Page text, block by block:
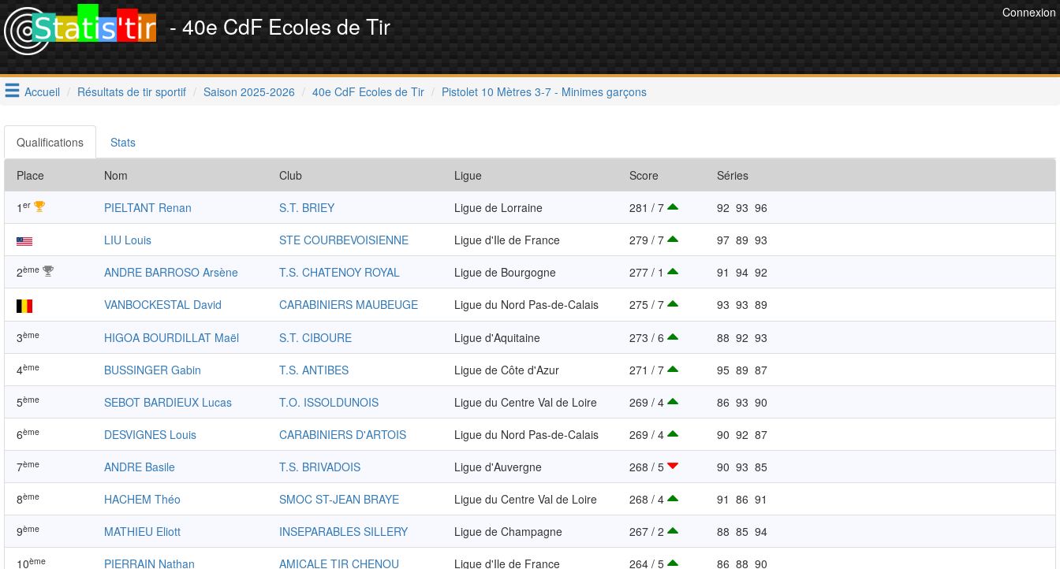
Connexion
- 40e CdF Ecoles de Tir
Accueil Résultats de tir sportif Saison 2025-2026 40e CdF Ecoles de Tir Pistolet 10 Mètres 3-7 - Minimes garçons
Qualifications Stats
Place Nom Club Ligue Score Séries
1 er PIELTANT Renan S.T. BRIEY Ligue de Lorraine 281 / 7 92 93 96
LIU Louis STE COURBEVOISIENNE Ligue d'Ile de France 279 / 7 97 89 93
2ème ANDRE BARROSO Arsène T.S. CHATENOY ROYAL Ligue de Bourgogne 277 / 1 91 94 92
VANBOCKESTAL David CARABINIERS MAUBEUGE Ligue du Nord Pas-de-Calais 275 / 7 93 93 89
3ème HIGOA BOURDILLAT Maël S.T. CIBOURE Ligue d'Aquitaine 273 / 6 88 92 93
4ème BUSSINGER Gabin T.S. ANTIBES Ligue de Côte d'Azur 271 / 7 95 89 87
5ème SEBOT BARDIEUX Lucas T.O. ISSOLDUNOIS Ligue du Centre Val de Loire 269 / 4 86 93 90
6ème DESVIGNES Louis CARABINIERS D'ARTOIS Ligue du Nord Pas-de-Calais 269 / 4 90 92 87
7ème ANDRE Basile T.S. BRIVADOIS Ligue d'Auvergne 268 / 5 90 93 85
8ème HACHEM Théo SMOC ST-JEAN BRAYE Ligue du Centre Val de Loire 268 / 4 91 86 91
9ème MATHIEU Eliott INSEPARABLES SILLERY Ligue de Champagne 267 / 2 88 85 94
10ème PIERRAIN Nathan AMICALE TIR CHENOU Ligue d'Ile de France 264 / 5 86 88 90